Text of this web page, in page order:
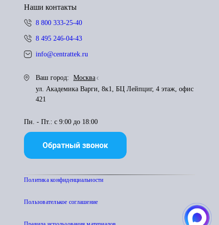
Наши контакты
8 800 333-25-40
8 495 246-04-43
info@centrattek.ru
Ваш город:
Москва
ул. Академика Варги, 8к1, БЦ Лейпциг, 4 этаж, офис
421
Пн. - Пт.: с 9:00 до 18:00
Обратный звонок
Политика конфиденциальности
Пользователькое соглашение